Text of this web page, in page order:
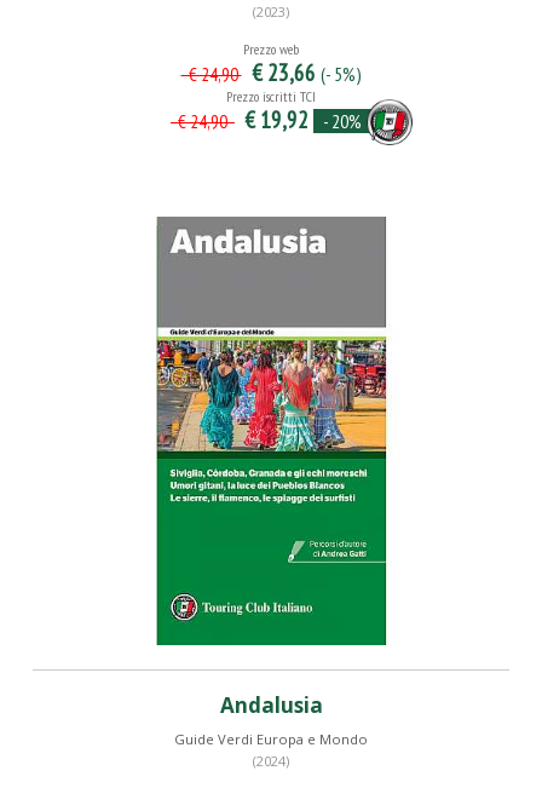
(2023)
Prezzo web
€ 24,90 € 23,66 (- 5%)
Prezzo iscritti TCI
€ 24,90 € 19,92 - 20%
Andalusia
Guide Verdi Europa e Mondo
(2024)